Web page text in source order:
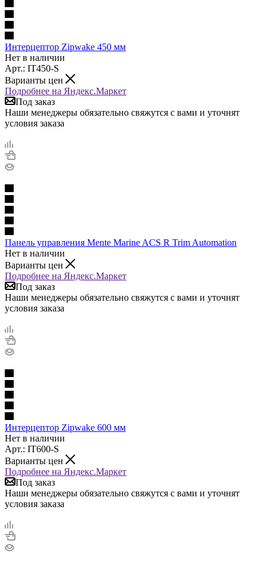
Интерцептор Zipwake 450 мм
Нет в наличии
Арт.: IT450-S
Варианты цен
Подробнее на Яндекс.Маркет
Под заказ
Наши менеджеры обязательно свяжутся с вами и уточнят
условия заказа
Панель управления Mente Marine ACS R Trim Automation
Нет в наличии
Варианты цен
Подробнее на Яндекс.Маркет
Под заказ
Наши менеджеры обязательно свяжутся с вами и уточнят
условия заказа
Интерцептор Zipwake 600 мм
Нет в наличии
Арт.: IT600-S
Варианты цен
Подробнее на Яндекс.Маркет
Под заказ
Наши менеджеры обязательно свяжутся с вами и уточнят
условия заказа